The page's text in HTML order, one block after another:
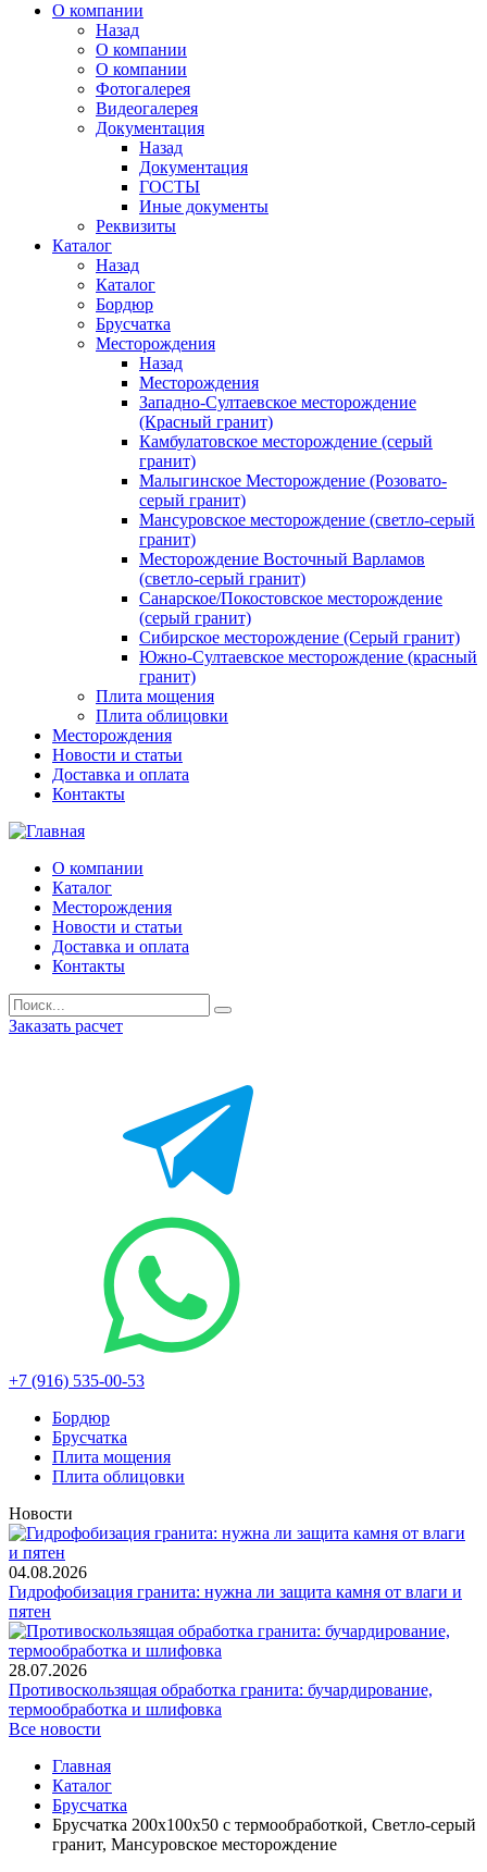
О компании
Назад
О компании
О компании
Фотогалерея
Видеогалерея
Документация
Назад
Документация
ГОСТЫ
Иные документы
Реквизиты
Каталог
Назад
Каталог
Бордюр
Брусчатка
Месторождения
Назад
Месторождения
Западно-Султаевское месторождение
(Красный гранит)
Камбулатовское месторождение (cерый
гранит)
Малыгинское Месторождение (Розовато-
серый гранит)
Мансуровское месторождение (светло-серый
гранит)
Месторождение Восточный Варламов
(светло-серый гранит)
Санарское/Покостовское месторождение
(серый гранит)
Сибирское месторождение (Серый гранит)
Южно-Султаевское месторождение (красный
гранит)
Плита мощения
Плита облицовки
Месторождения
Новости и статьи
Доставка и оплата
Контакты
О компании
Каталог
Месторождения
Новости и статьи
Доставка и оплата
Контакты
Заказать расчет
+7 (916) 535-00-53
Бордюр
Брусчатка
Плита мощения
Плита облицовки
Новости
04.08.2026
Гидрофобизация гранита: нужна ли защита камня от влаги и
пятен
28.07.2026
Противоскользящая обработка гранита: бучардирование,
термообработка и шлифовка
Все новости
Главная
Каталог
Брусчатка
Брусчатка 200x100x50 с термообработкой, Светло-серый
гранит, Мансуровское месторождение